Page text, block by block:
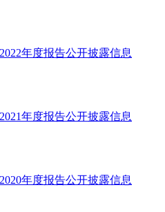
年度报告公开披露信息
年度报告公开披露信息
年度报告公开披露信息